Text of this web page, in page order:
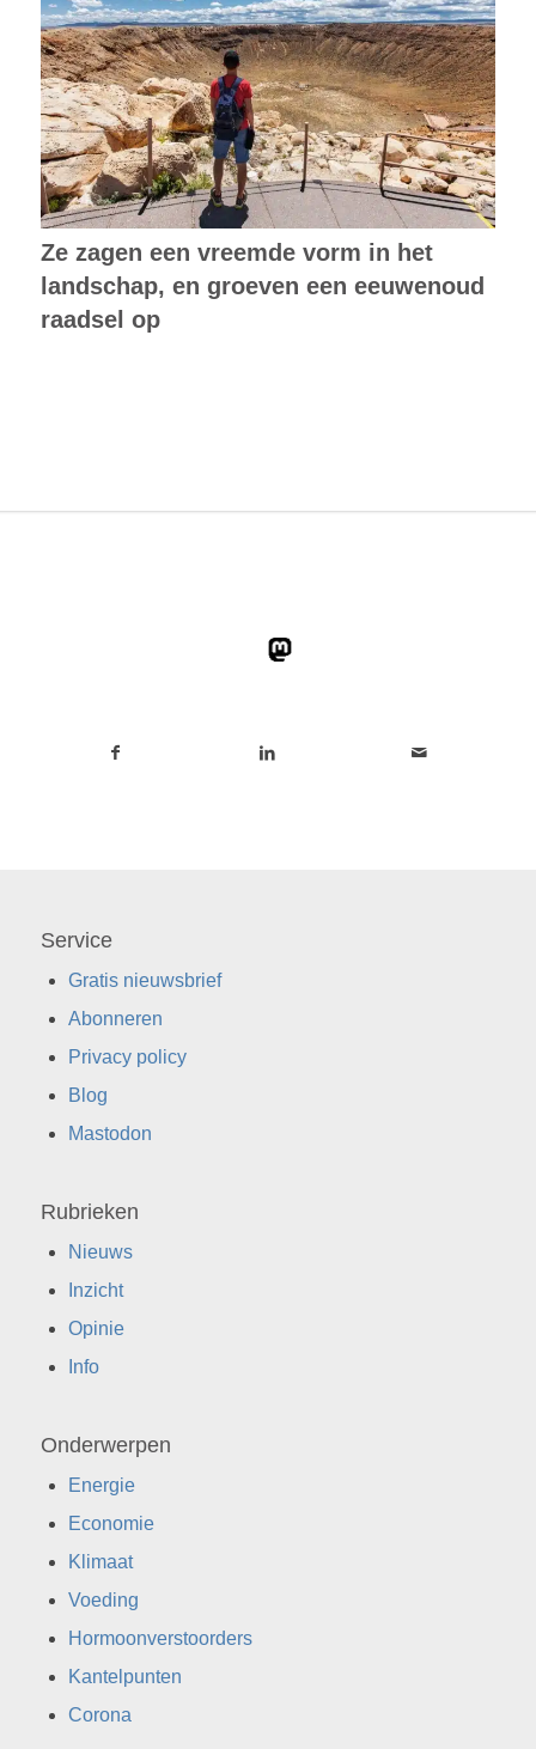
Ze zagen een vreemde vorm in het
landschap, en groeven een eeuwenoud
raadsel op
Service
Gratis nieuwsbrief
Abonneren
Privacy policy
Blog
Mastodon
Rubrieken
Nieuws
Inzicht
Opinie
Info
Onderwerpen
Energie
Economie
Klimaat
Voeding
Hormoonverstoorders
Kantelpunten
Corona